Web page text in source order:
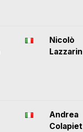
Nicolò
Andrea